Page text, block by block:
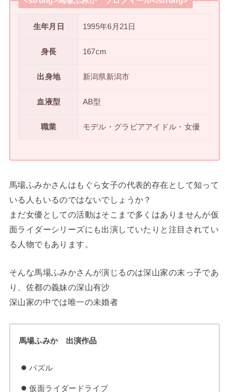
生年月日 1995年6月21日
身長 167cm
出身地 新潟県新潟市
血液型 AB型
職業 モデル・グラビアアイドル・女優
馬場ふみかさんはもぐら女子の代表的存在として知って
いる人もいるのではないでしょうか？
まだ女優としての活動はそこまで多くはありませんが仮
面ライダーシリーズにも出演していたりと注目されてい
る人物でもあります。
そんな馬場ふみかさんが演じるのは深山家の末っ子であ
り、佐都の義妹の深山有沙
深山家の中では唯一の未婚者
馬場ふみか 出演作品
パズル
仮面ライダードライブ